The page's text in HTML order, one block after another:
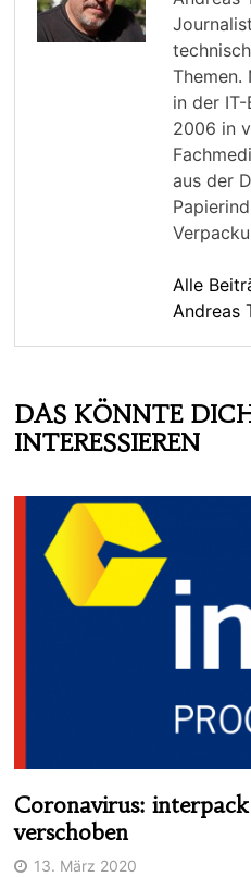
Themen.
in der
2006 in
aus der
Alle
Andreas
DAS KÖNNTE
INTERESSIEREN
Coronavirus:
verschoben
13. März 2020